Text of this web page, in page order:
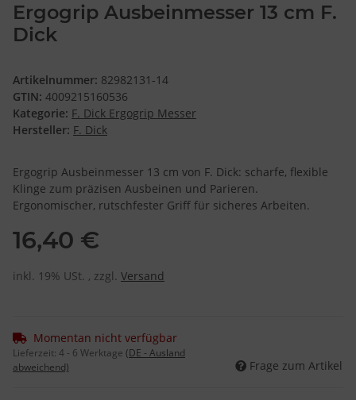
Ergogrip Ausbeinmesser 13 cm F.
Dick
Artikelnummer: 82982131-14
GTIN: 4009215160536
Kategorie: F. Dick Ergogrip Messer
Hersteller: F. Dick
Ergogrip Ausbeinmesser 13 cm von F. Dick: scharfe, flexible
Klinge zum präzisen Ausbeinen und Parieren.
Ergonomischer, rutschfester Griff für sicheres Arbeiten.
16,40 €
inkl. 19% USt. , zzgl. Versand
Momentan nicht verfügbar
Lieferzeit: 4 - 6 Werktage (DE - Ausland
abweichend)
Frage zum Artikel